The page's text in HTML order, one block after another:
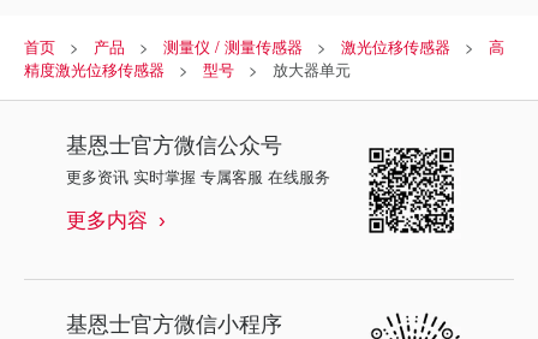
首页 产品 测量仪 / 测量传感器 激光位移传感器
高
精度激光位移传感器
型号 放大器单元
基恩士官方微信公众号
更多资讯 实时掌握 专属客服 在线服务
更多内容
基恩士官方微信小程序